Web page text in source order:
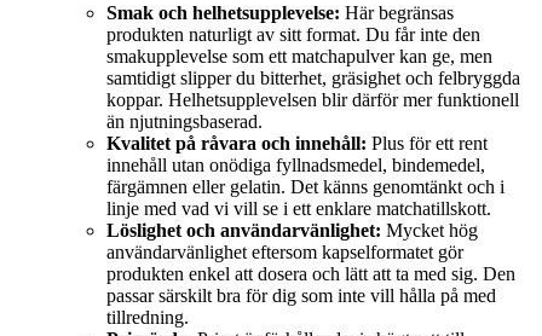
Smak och helhetsupplevelse: Här begränsas
produkten naturligt av sitt format. Du får inte den
smakupplevelse som ett matchapulver kan ge, men
samtidigt slipper du bitterhet, gräsighet och felbryggda
koppar. Helhetsupplevelsen blir därför mer funktionell
än njutningsbaserad.
Kvalitet på råvara och innehåll: Plus för ett rent
innehåll utan onödiga fyllnadsmedel, bindemedel,
färgämnen eller gelatin. Det känns genomtänkt och i
linje med vad vi vill se i ett enklare matchatillskott.
Löslighet och användarvänlighet: Mycket hög
användarvänlighet eftersom kapselformatet gör
produkten enkel att dosera och lätt att ta med sig. Den
passar särskilt bra för dig som inte vill hålla på med
tillredning.